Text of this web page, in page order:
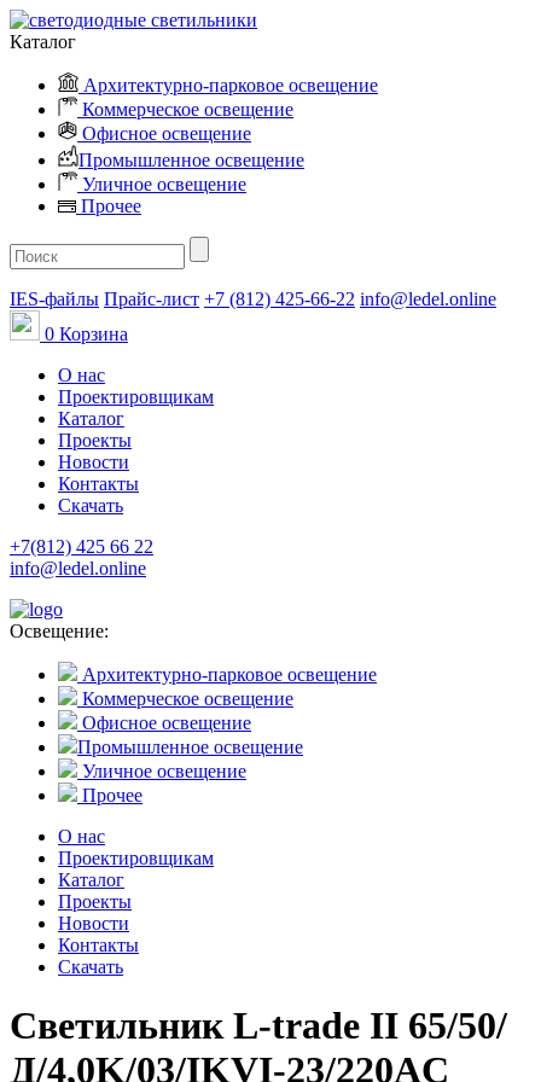
Каталог
Архитектурно-парковое освещение
Коммерческое освещение
Офисное освещение
Промышленное освещение
Уличное освещение
Прочее
IES-файлы Прайс-лист +7 (812) 425-66-22 info@ledel.online
0 Корзина
О нас
Проектировщикам
Каталог
Проекты
Новости
Контакты
Скачать
+7(812) 425 66 22
info@ledel.online
Освещение:
Архитектурно-парковое освещение
Коммерческое освещение
Офисное освещение
Промышленное освещение
Уличное освещение
Прочее
О нас
Проектировщикам
Каталог
Проекты
Новости
Контакты
Скачать
Светильник L-trade II 65/50/
Д/4,0K/03/IKVI-23/220AC